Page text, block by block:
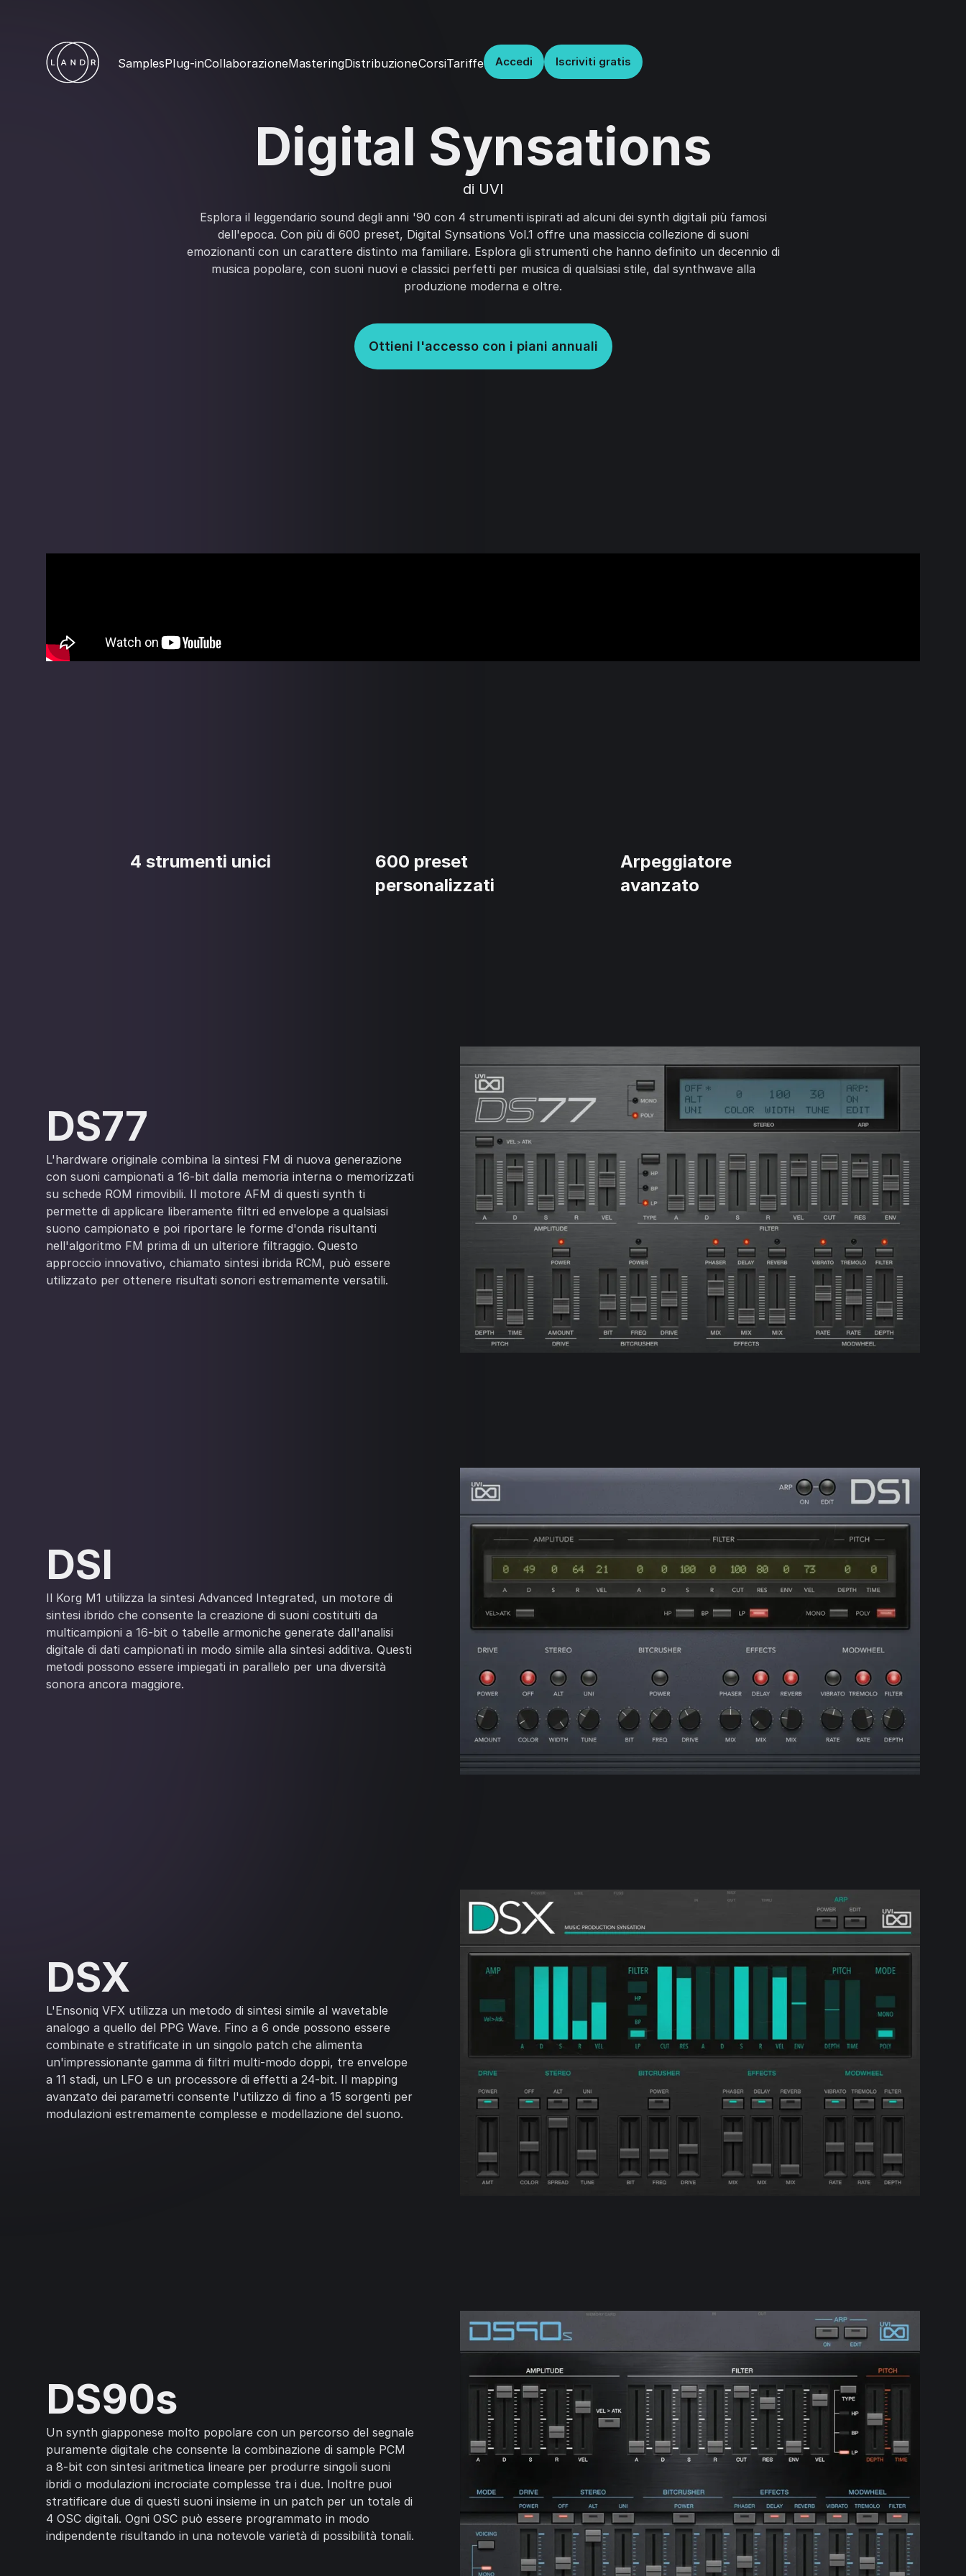
SamplesPlug-inCollaborazioneMasteringDistribuzioneCorsiTariffe Accedi Iscriviti gratis
Digital Synsations
di UVI
Esplora il leggendario sound degli anni '90 con 4 strumenti ispirati ad alcuni dei synth digitali più famosi
dell'epoca. Con più di 600 preset, Digital Synsations Vol.1 offre una massiccia collezione di suoni
emozionanti con un carattere distinto ma familiare. Esplora gli strumenti che hanno definito un decennio di
musica popolare, con suoni nuovi e classici perfetti per musica di qualsiasi stile, dal synthwave alla
produzione moderna e oltre.
Ottieni l'accesso con i piani annuali
4 strumenti unici
600 preset
personalizzati
Arpeggiatore
avanzato
DS77
L'hardware originale combina la sintesi FM di nuova generazione
con suoni campionati a 16-bit dalla memoria interna o memorizzati
su schede ROM rimovibili. Il motore AFM di questi synth ti
permette di applicare liberamente filtri ed envelope a qualsiasi
suono campionato e poi riportare le forme d'onda risultanti
nell'algoritmo FM prima di un ulteriore filtraggio. Questo
approccio innovativo, chiamato sintesi ibrida RCM, può essere
utilizzato per ottenere risultati sonori estremamente versatili.
DSI
Il Korg M1 utilizza la sintesi Advanced Integrated, un motore di
sintesi ibrido che consente la creazione di suoni costituiti da
multicampioni a 16-bit o tabelle armoniche generate dall'analisi
digitale di dati campionati in modo simile alla sintesi additiva. Questi
metodi possono essere impiegati in parallelo per una diversità
sonora ancora maggiore.
DSX
L'Ensoniq VFX utilizza un metodo di sintesi simile al wavetable
analogo a quello del PPG Wave. Fino a 6 onde possono essere
combinate e stratificate in un singolo patch che alimenta
un'impressionante gamma di filtri multi-modo doppi, tre envelope
a 11 stadi, un LFO e un processore di effetti a 24-bit. Il mapping
avanzato dei parametri consente l'utilizzo di fino a 15 sorgenti per
modulazioni estremamente complesse e modellazione del suono.
DS90s
Un synth giapponese molto popolare con un percorso del segnale
puramente digitale che consente la combinazione di sample PCM
a 8-bit con sintesi aritmetica lineare per produrre singoli suoni
ibridi o modulazioni incrociate complesse tra i due. Inoltre puoi
stratificare due di questi suoni insieme in un patch per un totale di
4 OSC digitali. Ogni OSC può essere programmato in modo
indipendente risultando in una notevole varietà di possibilità tonali.